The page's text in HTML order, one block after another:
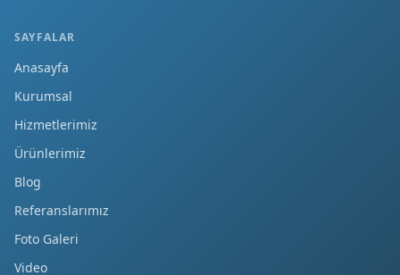
SAYFALAR
Anasayfa
Kurumsal
Hizmetlerimiz
Ürünlerimiz
Blog
Referanslarımız
Foto Galeri
Video